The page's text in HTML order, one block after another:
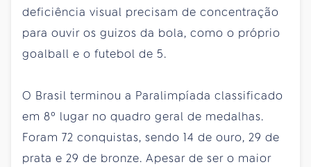
deficiência visual precisam de concentração
para ouvir os guizos da bola, como o próprio
goalball e o futebol de 5.
O Brasil terminou a Paralimpíada classificado
em 8º lugar no quadro geral de medalhas.
Foram 72 conquistas, sendo 14 de ouro, 29 de
prata e 29 de bronze. Apesar de ser o maior